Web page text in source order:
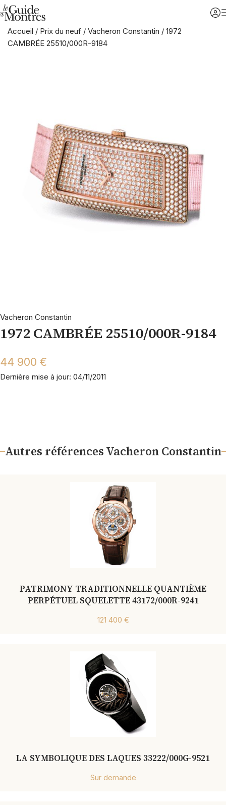
Accueil / Prix du neuf / Vacheron Constantin / 1972
CAMBRÉE 25510/000R-9184
Vacheron Constantin
1972 CAMBRÉE 25510/000R-9184
44 900 €
Dernière mise à jour: 04/11/2011
Autres références Vacheron Constantin
PATRIMONY TRADITIONNELLE QUANTIÈME
PERPÉTUEL SQUELETTE 43172/000R-9241
121 400 €
LA SYMBOLIQUE DES LAQUES 33222/000G-9521
Sur demande